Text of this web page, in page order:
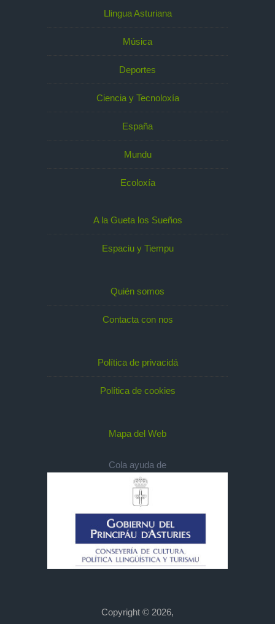
Llingua Asturiana
Música
Deportes
Ciencia y Tecnoloxía
España
Mundu
Ecoloxía
A la Gueta los Sueños
Espaciu y Tiempu
Quién somos
Contacta con nos
Política de privacidá
Política de cookies
Mapa del Web
Cola ayuda de
Copyright © 2026,